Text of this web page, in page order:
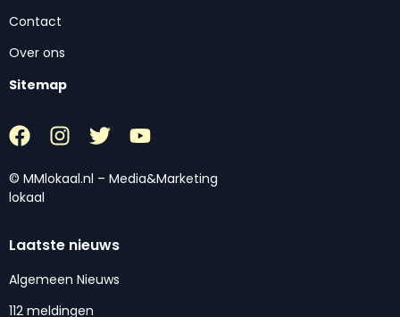
Contact
Over ons
Sitemap
© MMlokaal.nl – Media&Marketing
lokaal
Laatste nieuws
Algemeen Nieuws
112 meldingen